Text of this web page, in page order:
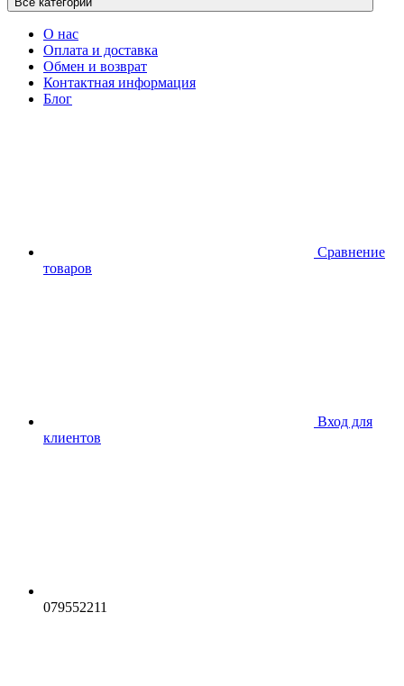
О нас
Оплата и доставка
Обмен и возврат
Контактная информация
Блог
Сравнение
товаров
Вход для
клиентов
079552211